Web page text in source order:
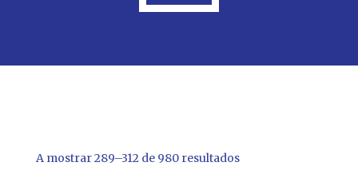
A mostrar 289–312 de 980 resultados